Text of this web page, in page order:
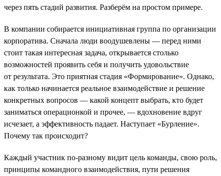
через пять стадий развития. Разберём на простом примере.
В компании собирается инициативная группа по организации
корпоратива. Сначала люди воодушевлены — перед ними
стоит такая интересная задача, открывается столько
возможностей проявить себя и получить удовольствие
от результата. Это приятная стадия «Формирование». Однако,
как только начинается реальное взаимодействие и решение
конкретных вопросов — какой концепт выбрать, кто будет
заниматься операционкой и прочее, — вдохновение вдруг
исчезает, а эффективность падает. Наступает «Бурление».
Почему так происходит?
Каждый участник по-разному видит цель команды, свою роль,
принципы командного взаимодействия, пути решения